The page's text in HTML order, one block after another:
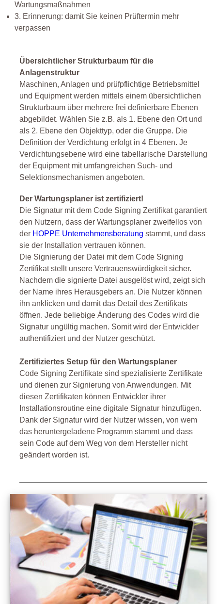
Wartungsmaßnahmen
3. Erinnerung: damit Sie keinen Prüftermin mehr
verpassen
Übersichtlicher Strukturbaum für die
Anlagenstruktur
Maschinen, Anlagen und prüfpflichtige Betriebsmittel
und Equipment werden mittels einem übersichtlichen
Strukturbaum über mehrere frei definierbare Ebenen
abgebildet. Wählen Sie z.B. als 1. Ebene den Ort und
als 2. Ebene den Objekttyp, oder die Gruppe. Die
Definition der Verdichtung erfolgt in 4 Ebenen. Je
Verdichtungsebene wird eine tabellarische Darstellung
der Equipment mit umfangreichen Such- und
Selektionsmechanismen angeboten.
Der Wartungsplaner ist zertifiziert!
Die Signatur mit dem Code Signing Zertifikat garantiert
den Nutzern, dass der Wartungsplaner zweifellos von
der HOPPE Unternehmensberatung stammt, und dass
sie der Installation vertrauen können.
Die Signierung der Datei mit dem Code Signing
Zertifikat stellt unsere Vertrauenswürdigkeit sicher.
Nachdem die signierte Datei ausgelöst wird, zeigt sich
der Name ihres Herausgebers an. Die Nutzer können
ihn anklicken und damit das Detail des Zertifikats
öffnen. Jede beliebige Änderung des Codes wird die
Signatur ungültig machen. Somit wird der Entwickler
authentifiziert und der Nutzer geschützt.
Zertifiziertes Setup für den Wartungsplaner
Code Signing Zertifikate sind spezialisierte Zertifikate
und dienen zur Signierung von Anwendungen. Mit
diesen Zertifikaten können Entwickler ihrer
Installationsroutine eine digitale Signatur hinzufügen.
Dank der Signatur wird der Nutzer wissen, von wem
das heruntergeladene Programm stammt und dass
sein Code auf dem Weg von dem Hersteller nicht
geändert worden ist.